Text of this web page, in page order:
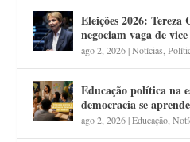
Eleições 2026:
negociam vaga de
ago 2, 2026|Notícias ,
Educação política na
democracia se
ago 2, 2026|Educação ,